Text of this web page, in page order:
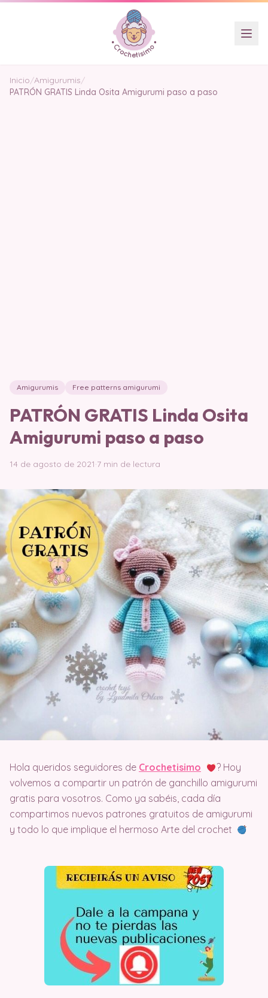
Inicio/Amigurumis/
PATRÓN GRATIS Linda Osita Amigurumi paso a paso
Amigurumis Free patterns amigurumi
PATRÓN GRATIS Linda Osita
Amigurumi paso a paso
14 de agosto de 2021·7 min de lectura
Hola queridos seguidores de Crochetisimo
? Hoy
volvemos a compartir un patrón de ganchillo amigurumi
gratis para vosotros. Como ya sabéis, cada día
compartimos nuevos patrones gratuitos de amigurumi
y todo lo que implique el hermoso Arte del crochet